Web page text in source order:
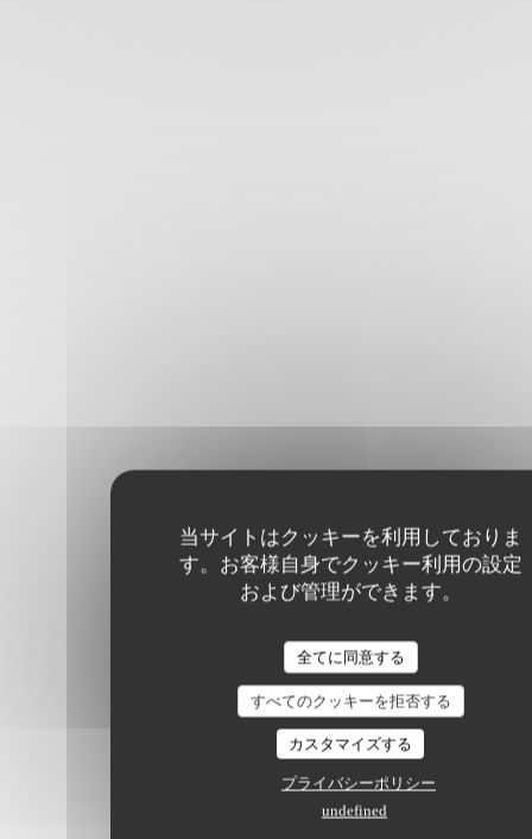
当サイトはクッキーを利用しておりま
す。お客様自身でクッキー利用の設定
および管理ができます。
全てに同意する
すべてのクッキーを拒否する
カスタマイズする
プライバシーポリシー
undefined